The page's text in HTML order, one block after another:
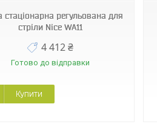
стаціонарна регульована для
стріли Nice WA11
4 412 ₴
Готово до відправки
Купити